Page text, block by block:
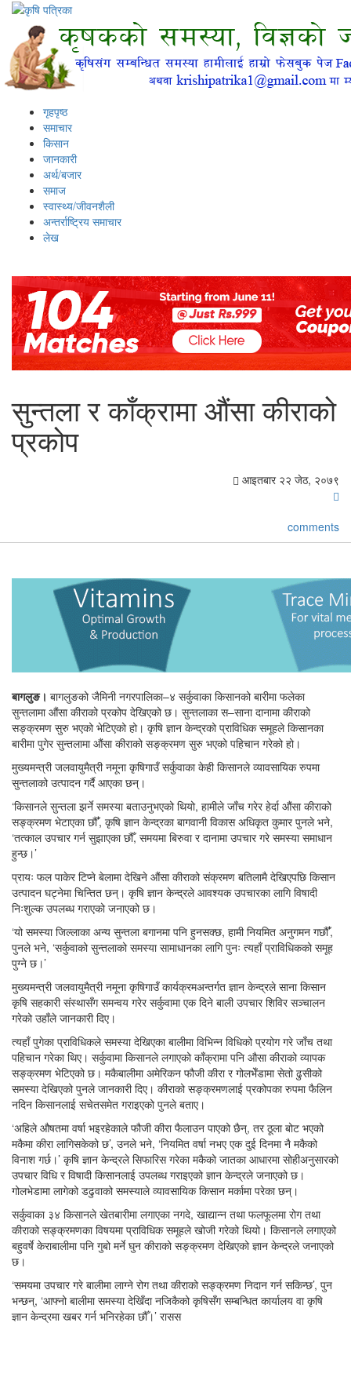
गृहपृष्ठ
समाचार
किसान
जानकारी
अर्थ/बजार
समाज
स्वास्थ्य/जीवनशैली
अन्तर्राष्ट्रिय समाचार
लेख
सुन्तला र काँक्रामा औंसा कीराको
प्रकोप
आइतबार २२ जेठ, २०७९
comments
बागलुङ। बागलुङको जैमिनी नगरपालिका–४ सर्कुवाका किसानको बारीमा फलेका
सुन्तलामा औंसा कीराको प्रकोप देखिएको छ। सुन्तलाका स–साना दानामा कीराको
सङ्क्रमण सुरु भएको भेटिएको हो। कृषि ज्ञान केन्द्रको प्राविधिक समूहले किसानका
बारीमा पुगेर सुन्तलामा औंसा कीराको सङ्क्रमण सुरु भएको पहिचान गरेको हो।
मुख्यमन्त्री जलवायुमैत्री नमूना कृषिगाउँ सर्कुवाका केही किसानले व्यावसायिक रुपमा
सुन्तलाको उत्पादन गर्दै आएका छन्।
‘किसानले सुन्तला झर्ने समस्या बताउनुभएको थियो, हामीले जाँच गरेर हेर्दा औंसा कीराको
सङ्क्रमण भेटाएका छौँ’, कृषि ज्ञान केन्द्रका बागवानी विकास अधिकृत कुमार पुनले भने,
‘तत्काल उपचार गर्न सुझाएका छौंँ, समयमा बिरुवा र दानामा उपचार गरे समस्या समाधान
हुन्छ।’
प्रायः फल पाकेर टिप्ने बेलामा देखिने औंसा कीराको संक्रमण बतिलामै देखिएपछि किसान
उत्पादन घट्नेमा चिन्तित छन्। कृषि ज्ञान केन्द्रले आवश्यक उपचारका लागि विषादी
निःशुल्क उपलब्ध गराएको जनाएको छ।
‘यो समस्या जिल्लाका अन्य सुन्तला बगानमा पनि हुनसक्छ, हामी नियमित अनुगमन गछौँ’,
पुनले भने, ‘सर्कुवाको सुन्तलाको समस्या सामाधानका लागि पुनः त्यहाँ प्राविधिकको समूह
पुग्ने छ।’
मुख्यमन्त्री जलवायुमैत्री नमूना कृषिगाउँ कार्यक्रमअन्तर्गत ज्ञान केन्द्रले साना किसान
कृषि सहकारी संस्थासँग समन्वय गरेर सर्कुवामा एक दिने बाली उपचार शिविर सञ्चालन
गरेको उहाँले जानकारी दिए।
त्यहाँ पुगेका प्राविधिकले समस्या देखिएका बालीमा विभिन्न विधिको प्रयोग गरे जाँच तथा
पहिचान गरेका थिए। सर्कुवामा किसानले लगाएको काँक्रामा पनि औसा कीराको व्यापक
सङ्क्रमण भेटिएको छ। मकैबालीमा अमेरिकन फौजी कीरा र गोलभेँडामा सेतो ढुसीको
समस्या देखिएको पुनले जानकारी दिए। कीराको सङ्क्रमणलाई प्रकोपका रुपमा फैलिन
नदिन किसानलाई सचेतसमेत गराइएको पुनले बताए।
‘अहिले औषतमा वर्षा भइरहेकाले फौजी कीरा फैलाउन पाएको छैन्, तर ठूला बोट भएको
मकैमा कीरा लागिसकेको छ’, उनले भने, ‘नियमित वर्षा नभए एक दुई दिनमा नै मकैको
विनाश गर्छ।’ कृषि ज्ञान केन्द्रले सिफारिस गरेका मकैको जातका आधारमा सोहीअनुसारको
उपचार विधि र विषादी किसानलाई उपलब्ध गराइएको ज्ञान केन्द्रले जनाएको छ।
गोलभेडामा लागेको डढुवाको समस्याले व्यावसायिक किसान मर्कामा परेका छन्।
सर्कुवाका ३४ किसानले खेतबारीमा लगाएका नगदे, खाद्यान्न तथा फलफूलमा रोग तथा
कीराको सङ्क्रमणका विषयमा प्राविधिक समूहले खोजी गरेको थियो। किसानले लगाएको
बहुवर्षे केराबालीमा पनि गुबो मर्ने घुन कीराको सङ्क्रमण देखिएको ज्ञान केन्द्रले जनाएको
छ।
‘समयमा उपचार गरे बालीमा लाग्ने रोग तथा कीराको सङ्क्रमण निदान गर्न सकिन्छ’, पुन
भन्छन्, ‘आफ्नो बालीमा समस्या देखिँदा नजिकैको कृषिसँग सम्बन्धित कार्यालय वा कृषि
ज्ञान केन्द्रमा खबर गर्न भनिरहेका छौँ।’ रासस